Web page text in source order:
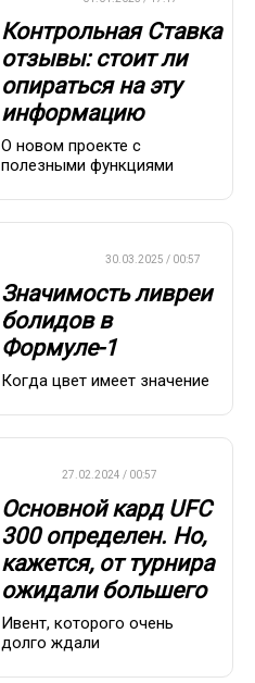
Контрольная Ставка
отзывы: стоит ли
опираться на эту
информацию
О новом проекте с
полезными функциями
30.03.2025 / 00:57
Значимость ливреи
болидов в
Формуле-1
Когда цвет имеет значение
27.02.2024 / 00:57
Основной кард UFC
300 определен. Но,
кажется, от турнира
ожидали большего
Ивент, которого очень
долго ждали